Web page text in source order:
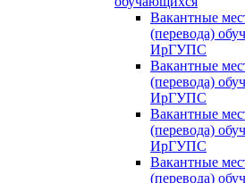
Вакантные
(перевода)
ИрГУПС
Вакантные
(перевода)
ИрГУПС
Вакантные
(перевода)
ИрГУПС
Вакантные
(перевода)